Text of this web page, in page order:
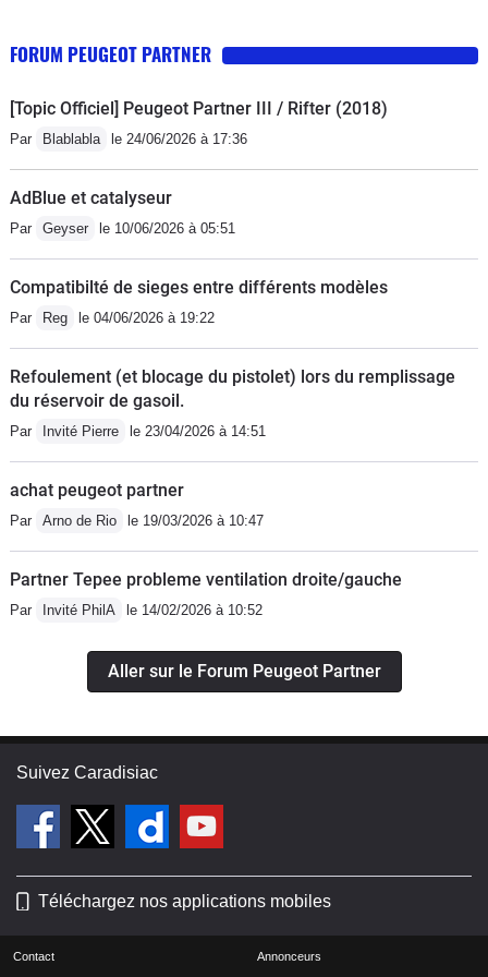
FORUM PEUGEOT PARTNER
[Topic Officiel] Peugeot Partner III / Rifter (2018)
Par Blablabla le 24/06/2026 à 17:36
AdBlue et catalyseur
Par Geyser le 10/06/2026 à 05:51
Compatibilté de sieges entre différents modèles
Par Reg le 04/06/2026 à 19:22
Refoulement (et blocage du pistolet) lors du remplissage
du réservoir de gasoil.
Par Invité Pierre le 23/04/2026 à 14:51
achat peugeot partner
Par Arno de Rio le 19/03/2026 à 10:47
Partner Tepee probleme ventilation droite/gauche
Par Invité PhilA le 14/02/2026 à 10:52
Aller sur le Forum Peugeot Partner
Suivez Caradisiac
Téléchargez nos applications mobiles
Contact Annonceurs